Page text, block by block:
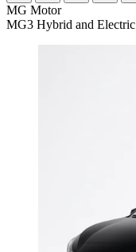
MG Motor
MG3 Hybrid and Electric